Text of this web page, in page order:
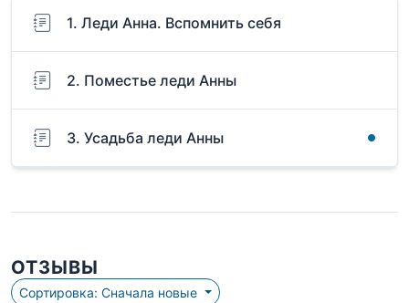
1. Леди Анна. Вспомнить себя
2. Поместье леди Анны
3. Усадьба леди Анны
ОТЗЫВЫ
Сортировка: Сначала новые